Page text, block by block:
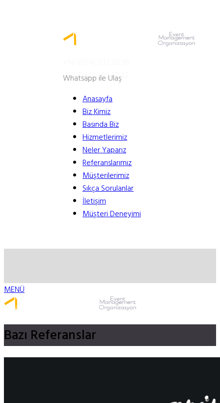
+90 (850) 302 33 22
Whatsapp ile Ulaş
Anasayfa
Biz Kimiz
Basında Biz
Hizmetlerimiz
Neler Yaparız
Referanslarımız
Müşterilerimiz
Sıkça Sorulanlar
İletişim
Müşteri Deneyimi
MENÜ
Whatsapp ile Ulaş
Bazı Referanslar